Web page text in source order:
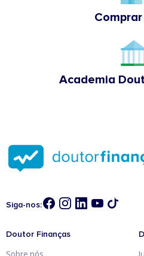
Academia
Siga-nos:
Doutor Finanças